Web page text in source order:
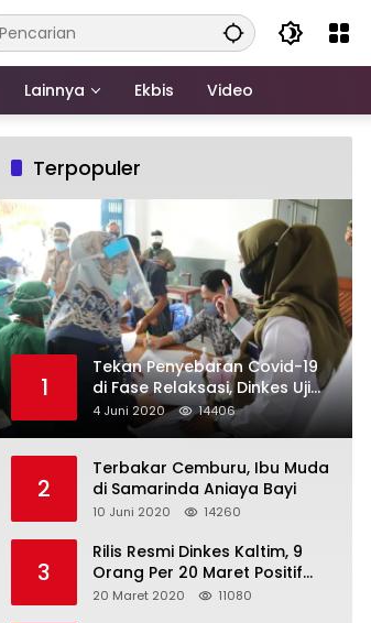
Lainnya Ekbis Video
Terpopuler
1
Tekan Penyebaran Covid-19
di Fase Relaksasi, Dinkes Uji
Swab Massal di Pelabuhan
Samarinda
4 Juni 2020 14406
2
Terbakar Cemburu, Ibu Muda
di Samarinda Aniaya Bayi
10 Juni 2020 14260
3
Rilis Resmi Dinkes Kaltim, 9
Orang Per 20 Maret Positif
Covid-19
20 Maret 2020 11080